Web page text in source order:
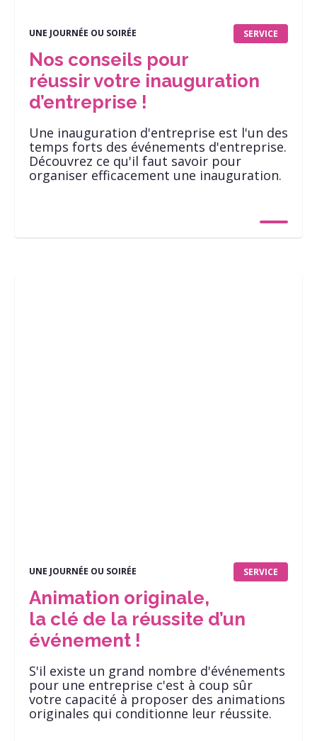
SERVICE
UNE JOURNÉE OU SOIRÉE
Nos conseils pour
réussir votre inauguration
d’entreprise !
Une inauguration d'entreprise est l'un des
temps forts des événements d'entreprise.
Découvrez ce qu'il faut savoir pour
organiser efficacement une inauguration.
SERVICE
UNE JOURNÉE OU SOIRÉE
Animation originale,
la clé de la réussite d’un
événement !
S'il existe un grand nombre d'événements
pour une entreprise c'est à coup sûr
votre capacité à proposer des animations
originales qui conditionne leur réussite.